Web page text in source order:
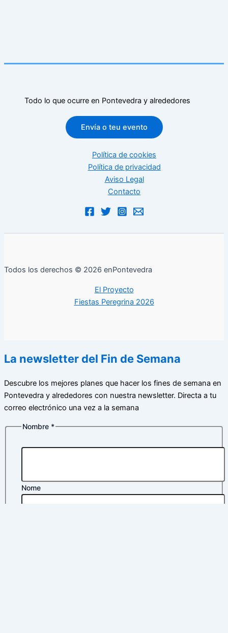
Todo lo que ocurre en Pontevedra y alrededores
Envía o teu evento
Política de cookies
Política de privacidad
Aviso Legal
Contacto
Todos los derechos © 2026 enPontevedra
El Proyecto
Fiestas Peregrina 2026
La newsletter del Fin de Semana
Descubre los mejores planes que hacer los fines de semana en
Pontevedra y alrededores con nuestra newsletter. Directa a tu
correo electrónico una vez a la semana
Nombre *
Nome